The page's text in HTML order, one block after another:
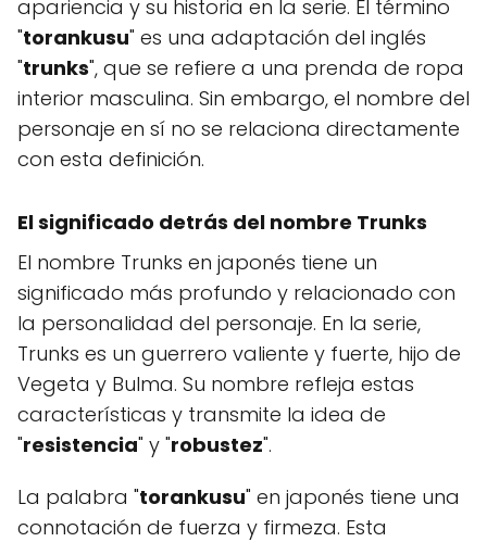
apariencia y su historia en la serie. El término
"torankusu" es una adaptación del inglés
"trunks", que se refiere a una prenda de ropa
interior masculina. Sin embargo, el nombre del
personaje en sí no se relaciona directamente
con esta definición.
El significado detrás del nombre Trunks
El nombre Trunks en japonés tiene un
significado más profundo y relacionado con
la personalidad del personaje. En la serie,
Trunks es un guerrero valiente y fuerte, hijo de
Vegeta y Bulma. Su nombre refleja estas
características y transmite la idea de
"resistencia" y "robustez".
La palabra "torankusu" en japonés tiene una
connotación de fuerza y ​​firmeza. Esta